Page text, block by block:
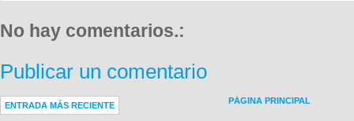
No hay comentarios.:
Publicar un comentario
ENTRADA MÁS RECIENTE PÁGINA PRINCIPAL